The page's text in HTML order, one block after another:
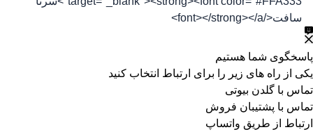
سافت</font></strong></a>
پاسخگوی شما هستیم
یکی از راه های زیر را برای ارتباط انتخاب کنید
تماس با گلدن بیوتی
تماس با پشتیبان فروش
ارتباط از طریق واتساپ